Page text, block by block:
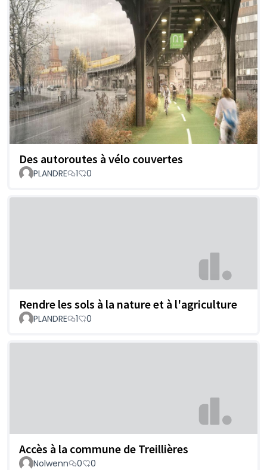
Des autoroutes à vélo couvertes
PLANDRE 1 0
Rendre les sols à la nature et à l'agriculture
PLANDRE 1 0
Accès à la commune de Treillières
Nolwenn 0 0